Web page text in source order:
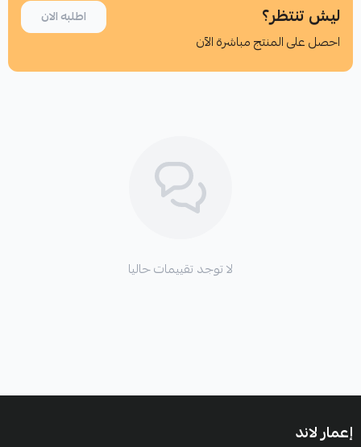
ليش تنتظر؟
احصل على المنتج مباشرة الآن
اطلبه الان
اطلب المنتج
لا توجد تقييمات حاليا
إعمار لاند